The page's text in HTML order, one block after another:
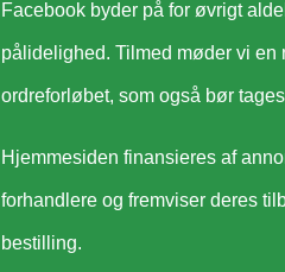
Facebook byder på for øvrigt
pålidelighed. Tilmed møder vi en
ordreforløbet, som også bør
Hjemmesiden finansieres af
forhandlere og fremviser deres
bestilling.